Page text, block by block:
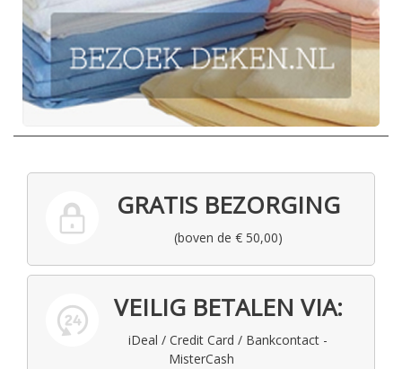
GRATIS BEZORGING
(boven de € 50,00)
VEILIG BETALEN VIA:
iDeal / Credit Card / Bankcontact -
MisterCash